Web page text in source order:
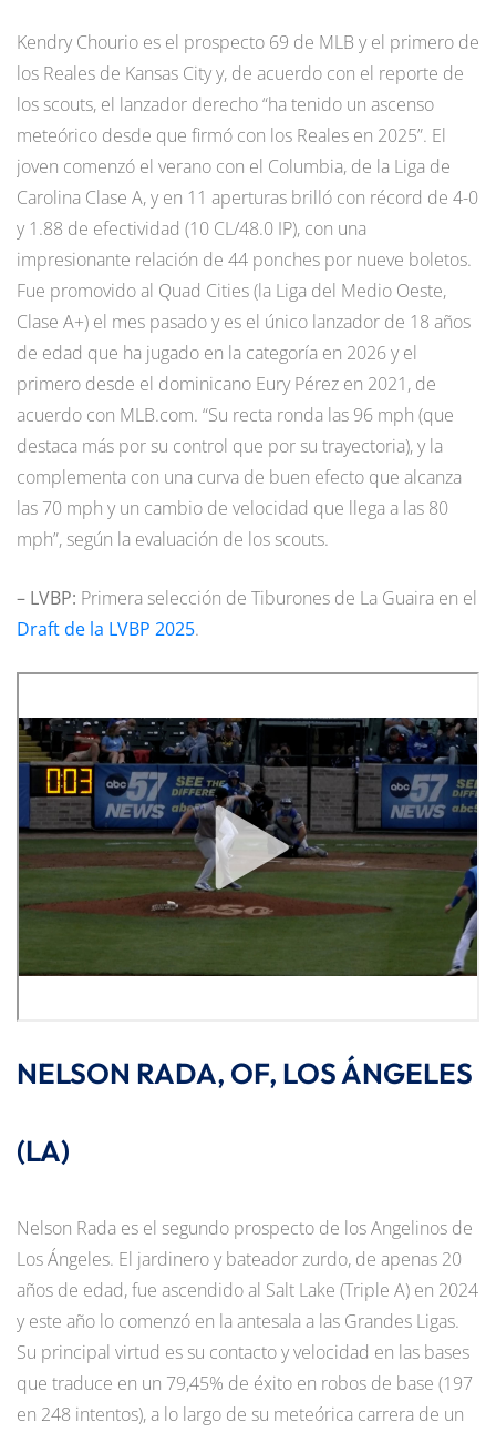
Kendry Chourio es el prospecto 69 de MLB y el primero de
los Reales de Kansas City y, de acuerdo con el reporte de
los scouts, el lanzador derecho “ha tenido un ascenso
meteórico desde que firmó con los Reales en 2025”. El
joven comenzó el verano con el Columbia, de la Liga de
Carolina Clase A, y en 11 aperturas brilló con récord de 4-0
y 1.88 de efectividad (10 CL/48.0 IP), con una
impresionante relación de 44 ponches por nueve boletos.
Fue promovido al Quad Cities (la Liga del Medio Oeste,
Clase A+) el mes pasado y es el único lanzador de 18 años
de edad que ha jugado en la categoría en 2026 y el
primero desde el dominicano Eury Pérez en 2021, de
acuerdo con MLB.com. “Su recta ronda las 96 mph (que
destaca más por su control que por su trayectoria), y la
complementa con una curva de buen efecto que alcanza
las 70 mph y un cambio de velocidad que llega a las 80
mph”, según la evaluación de los scouts.
– LVBP: Primera selección de Tiburones de La Guaira en el
Draft de la LVBP 2025.
NELSON RADA, OF, LOS ÁNGELES
(LA)
Nelson Rada es el segundo prospecto de los Angelinos de
Los Ángeles. El jardinero y bateador zurdo, de apenas 20
años de edad, fue ascendido al Salt Lake (Triple A) en 2024
y este año lo comenzó en la antesala a las Grandes Ligas.
Su principal virtud es su contacto y velocidad en las bases
que traduce en un 79,45% de éxito en robos de base (197
en 248 intentos), a lo largo de su meteórica carrera de un